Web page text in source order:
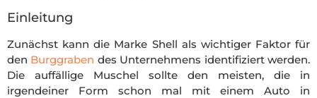
Einleitung
Zunächst kann die Marke Shell als wichtiger Faktor für
den Burggraben des Unternehmens identifiziert werden.
Die auffällige Muschel sollte den meisten, die in
irgendeiner Form schon mal mit einem Auto in